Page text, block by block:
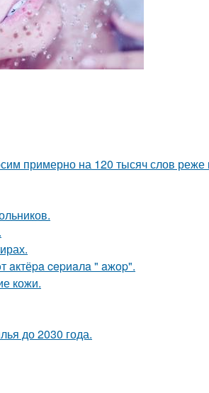
примерно на 120 тысяч слов
aктёpa cepиaлa " aжop".
кожи.
до 2030 года.